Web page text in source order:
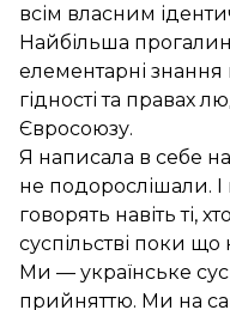
всім власним
Найбільша
елементарні знання
гідності та правах
Євросоюзу.
Я написала в себе
не подорослішали.
говорять навіть ті,
суспільстві поки що
Ми — українське
прийняттю. Ми на